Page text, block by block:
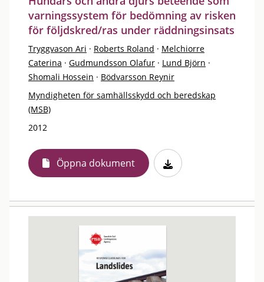
varningssystem för bedömning av risken
för följdskred/ras under räddningsinsats
Tryggvason Ari · Roberts Roland · Melchiorre
Caterina · Gudmundsson Olafur · Lund Björn ·
Shomali Hossein · Bödvarsson Reynir
Myndigheten för samhällsskydd och beredskap
(MSB)
2012
Öppna dokument